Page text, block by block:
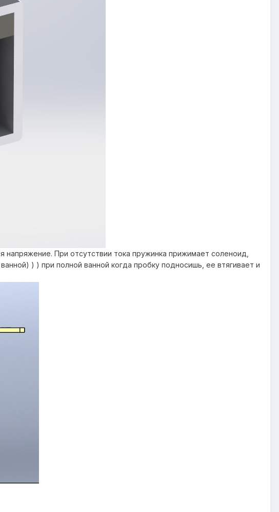
При отсутствии тока пружинка прижимает соленоид,
) ) при полной ванной когда пробку подносишь, ее втягивает и